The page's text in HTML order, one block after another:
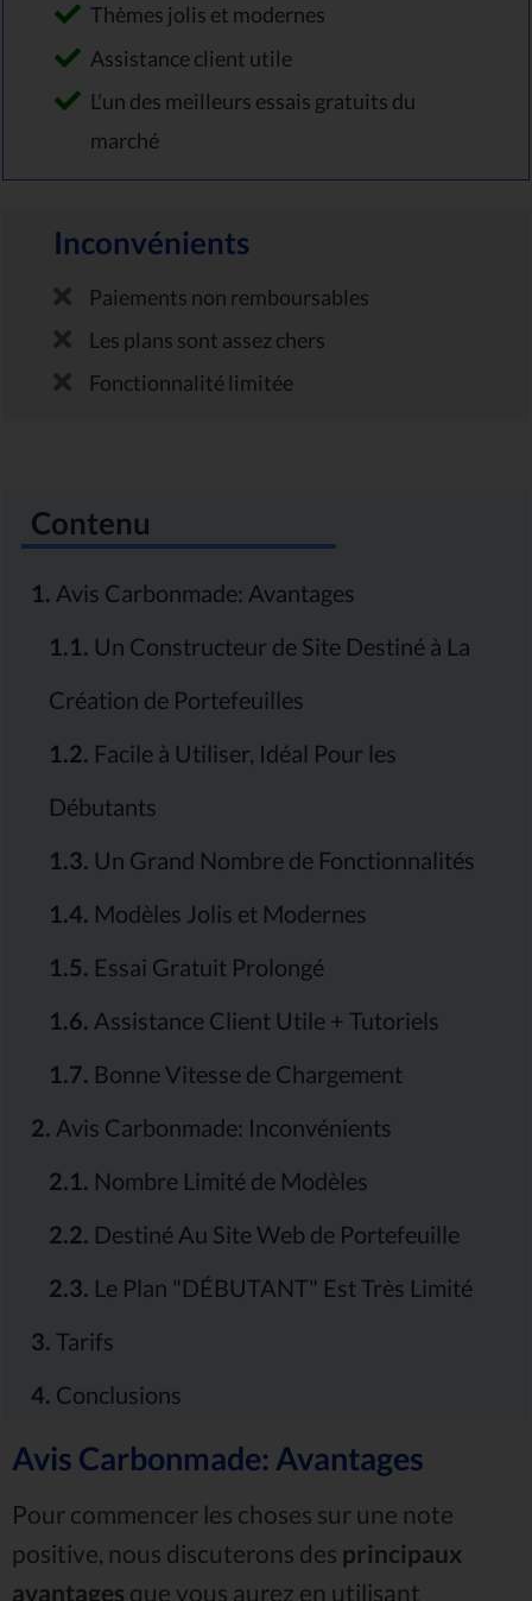
Thèmes jolis et modernes
Assistance client utile
L'un des meilleurs essais gratuits du
marché
Inconvénients
Paiements non remboursables
Les plans sont assez chers
Fonctionnalité limitée
Contenu
1. Avis Carbonmade: Avantages
1.1. Un Constructeur de Site Destiné à La
Création de Portefeuilles
1.2. Facile à Utiliser, Idéal Pour les
Débutants
1.3. Un Grand Nombre de Fonctionnalités
1.4. Modèles Jolis et Modernes
1.5. Essai Gratuit Prolongé
1.6. Assistance Client Utile + Tutoriels
1.7. Bonne Vitesse de Chargement
2. Avis Carbonmade: Inconvénients
2.1. Nombre Limité de Modèles
2.2. Destiné Au Site Web de Portefeuille
2.3. Le Plan "DÉBUTANT" Est Très Limité
3. Tarifs
4. Conclusions
Avis Carbonmade: Avantages
Pour commencer les choses sur une note
positive, nous discuterons des principaux
avantages que vous aurez en utilisant